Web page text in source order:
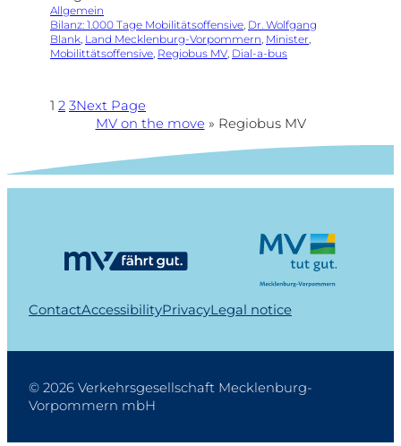
Allgemein
Bilanz: 1.000 Tage Mobilitätsoffensive Dr. Wolfgang
Blank Land Mecklenburg-Vorpommern Minister
Mobilittätsoffensive Regiobus MV Dial-a-bus
1 2 3Next Page
MV on the move » Regiobus MV
ContactAccessibilityPrivacyLegal notice
© 2026 Verkehrsgesellschaft Mecklenburg-
Vorpommern mbH